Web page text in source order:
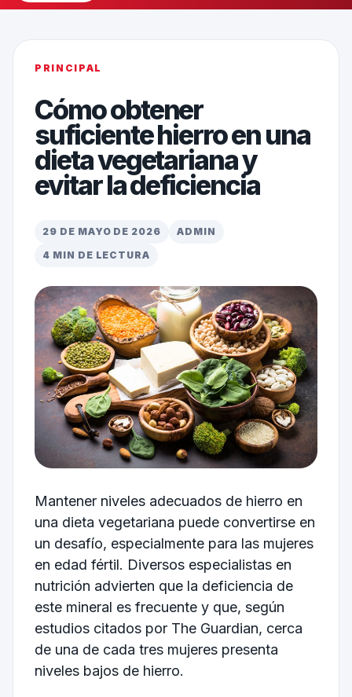
PRINCIPAL
Cómo obtener
suficiente hierro en una
dieta vegetariana y
evitar la deficiencia
29 DE MAYO DE 2026
ADMIN
4 MIN DE LECTURA
Mantener niveles adecuados de hierro en
una dieta vegetariana puede convertirse en
un desafío, especialmente para las mujeres
en edad fértil. Diversos especialistas en
nutrición advierten que la deficiencia de
este mineral es frecuente y que, según
estudios citados por The Guardian, cerca
de una de cada tres mujeres presenta
niveles bajos de hierro.